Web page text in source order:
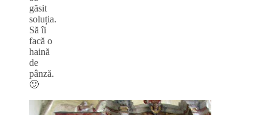
găsit
soluția.
Să îi
facă o
haină
de
pânză.
🙂